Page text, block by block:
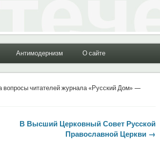
Антимодернизм О сайте
вопросы читателей журнала «Русский Дом» —
В Высший Церковный Совет Русской
Православной Церкви →